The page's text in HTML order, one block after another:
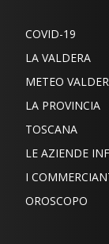
COVID-19
LA VALDERA
METEO
LA PROVINCIA
TOSCANA
LE AZIENDE
I
OROSCOPO